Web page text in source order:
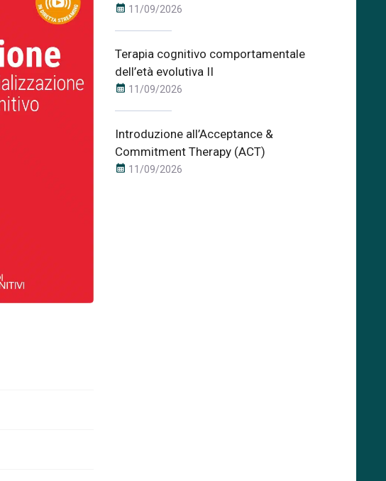
calendar_month 11/09/2026
Terapia cognitivo comportamentale
dell’età evolutiva II
calendar_month 11/09/2026
Introduzione all’Acceptance &
Commitment Therapy (ACT)
calendar_month 11/09/2026